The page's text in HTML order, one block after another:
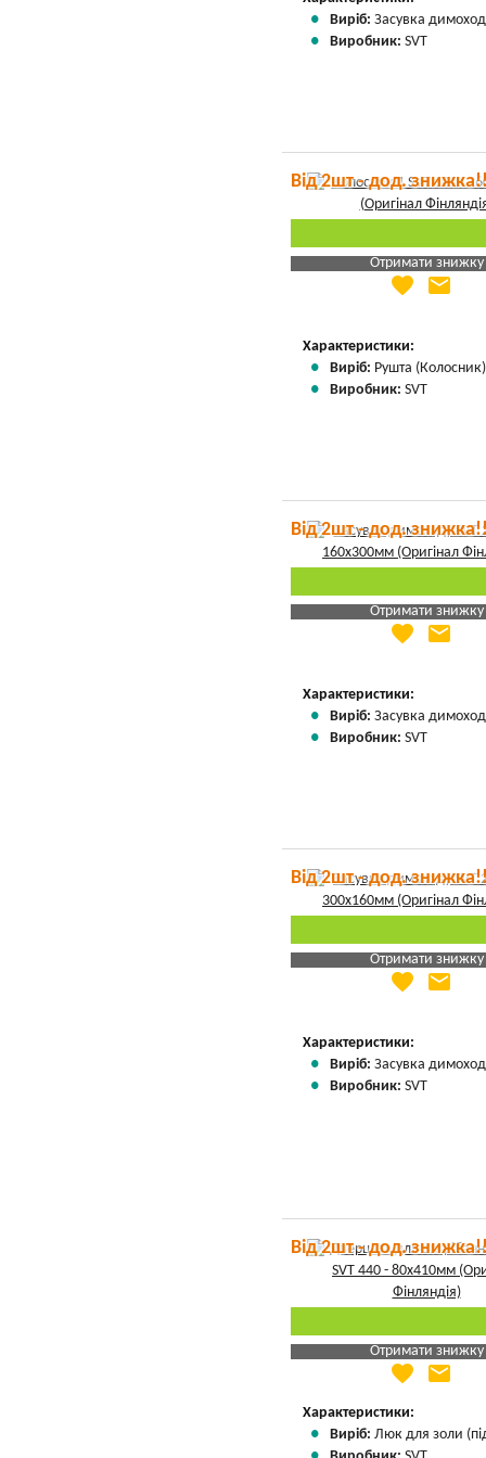
Виріб: Засувка
Виробник: SVT
Від 2шт - дод.
Отримати знижку
Яка Ваша ціна
favorite email
Характеристики:
Виріб: Рушта
Виробник: SVT
Від 2шт - дод.
Отримати знижку
Яка Ваша ціна
favorite email
Характеристики:
Виріб: Засувка
Виробник: SVT
Від 2шт - дод.
Отримати знижку
Яка Ваша ціна
favorite email
Характеристики:
Виріб: Засувка
Виробник: SVT
Від 2шт - дод.
Отримати знижку
Яка Ваша ціна
favorite email
Характеристики:
Виріб: Люк для золи